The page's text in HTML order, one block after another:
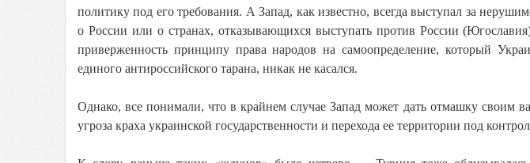
политику под его требования. А Запад, как известно, всегда выступал за
о России или о странах, отказывающихся выступать против России
приверженность принципу права народов на самоопределение, который
единого антироссийского тарана, никак не касался.
Однако, все понимали, что в крайнем случае Запад может дать отмашку своим
угроза краха украинской государственности и перехода ее территории под